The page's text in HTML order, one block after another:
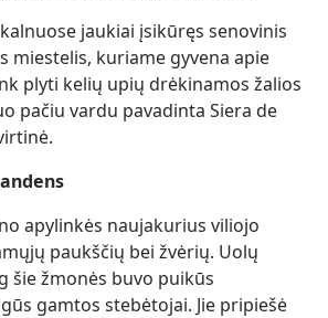
jaukiai įsikūręs senovinis
miestelis, kuriame gyvena apie
plyti kelių upių drėkinamos žalios
pačiu vardu pavadinta Siera de
apylinkės naujakurius viliojo
paukščių bei žvėrių. Uolų
šie žmonės buvo puikūs
gamtos stebėtojai. Jie pripiešė